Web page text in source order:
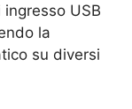
USB
la
su diversi